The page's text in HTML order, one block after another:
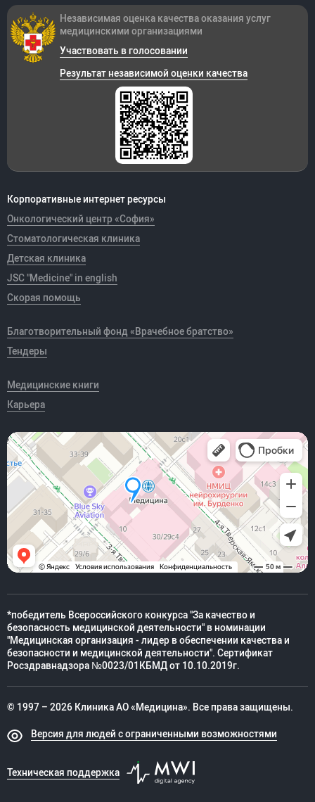
Корпоративные интернет ресурсы
Онкологический центр «София»
Стоматологическая клиника
Детская клиника
JSC "Medicine" in english
Скорая помощь
Благотворительный фонд «Врачебное братство»
Тендеры
Медицинские книги
Карьера
Независимая оценка качества оказания услуг
медицинскими организациями
Участвовать в голосовании
Результат независимой оценки качества
*победитель Всероссийского конкурса "За качество и
безопасность медицинской деятельности" в номинации
"Медицинская организация - лидер в обеспечении качества и
безопасности и медицинской деятельности". Сертификат
Росздравнадзора №0023/01КБМД от 10.10.2019г.
© 1997 – 2026 Клиника АО «Медицина». Все права защищены.
Версия для людей с ограниченными возможностями
Техническая поддержка